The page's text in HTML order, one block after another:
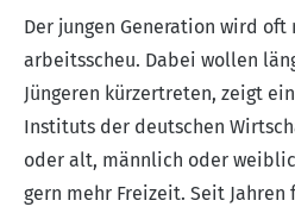
Der jungen Generation wird oft
arbeitsscheu. Dabei wollen
Jüngeren kürzertreten, zeigt
Instituts der deutschen
oder alt, männlich oder
gern mehr Freizeit. Seit Jahren